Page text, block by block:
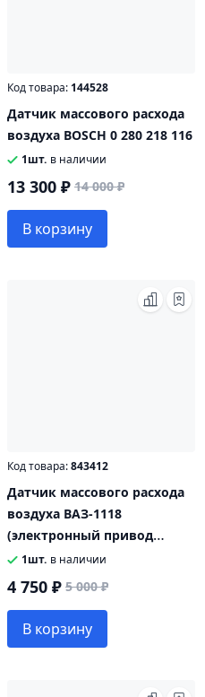
Код товара: 144528
Датчик массового расхода
воздуха BOSCH 0 280 218 116
1шт. в наличии
13 300 ₽ 14 000 ₽
В корзину
Код товара:843412
Датчик массового расхода
воздуха ВАЗ-1118
(электронный привод
акселератора) ПЕКАР
1шт. в наличии
4 750 ₽ 5 000 ₽
В корзину